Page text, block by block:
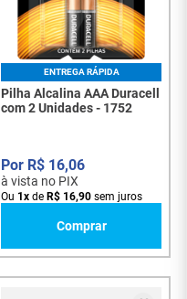
ENTREGA RÁPIDA
Pilha Alcalina AAA Duracell
com 2 Unidades - 1752
R$ 16,06
à vista no PIX
Ou 1x de R$ 16,90 sem juros
Comprar